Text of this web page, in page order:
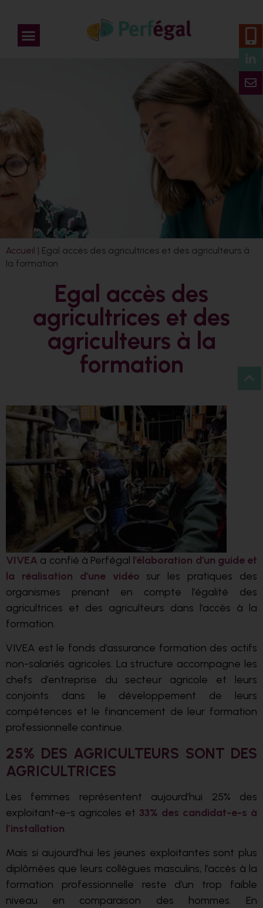
Accueil | Egal accès des agricultrices et des agriculteurs à
la formation
Egal accès des
agricultrices et des
agriculteurs à la
formation
VIVEA a confié à Perfégal l’élaboration d’un guide et
la réalisation d’une vidéo sur les pratiques des
organismes prenant en compte l’égalité des
agricultrices et des agriculteurs dans l’accès à la
formation.
VIVEA est le fonds d’assurance formation des actifs
non-salariés agricoles. La structure accompagne les
chefs d’entreprise du secteur agricole et leurs
conjoints dans le développement de leurs
compétences et le financement de leur formation
professionnelle continue.
25% DES AGRICULTEURS SONT DES
AGRICULTRICES
Les femmes représentent aujourd’hui 25% des
exploitant-e-s agricoles et 33% des candidat-e-s à
l’installation.
Mais si aujourd’hui les jeunes exploitantes sont plus
diplômées que leurs collègues masculins, l’accès à la
formation professionnelle reste d’un trop faible
niveau en comparaison des hommes. En